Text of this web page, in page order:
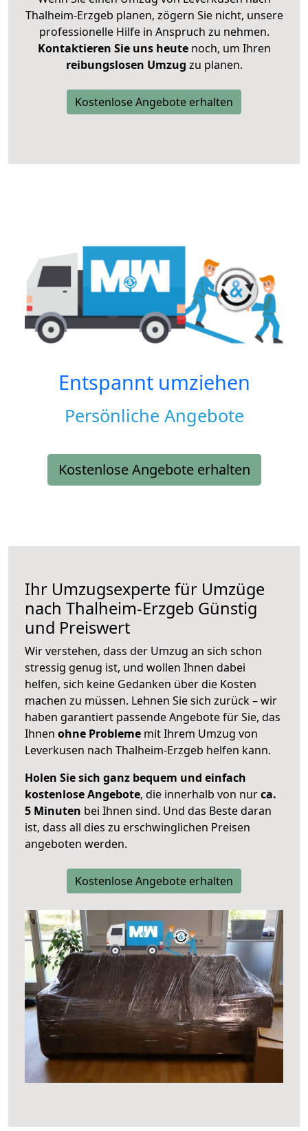
Thalheim-Erzgeb planen, zögern Sie nicht, unsere
professionelle Hilfe in Anspruch zu nehmen.
Kontaktieren Sie uns heutenoch, um Ihren
reibungslosen Umzug zu planen.
Kostenlose Angebote erhalten
Entspannt umziehen
Persönliche Angebote
Kostenlose Angebote erhalten
Ihr Umzugsexperte für Umzüge
nach Thalheim-Erzgeb Günstig
und Preiswert
Wir verstehen, dass der Umzug an sich schon
stressig genug ist, und wollen Ihnen dabei
helfen, sich keine Gedanken über die Kosten
machen zu müssen. Lehnen Sie sich zurück – wir
haben garantiert passende Angebote für Sie, das
Ihnen ohne Probleme mit Ihrem Umzug von
Leverkusen nach Thalheim-Erzgeb helfen kann.
Holen Sie sich ganz bequem und einfach
kostenlose Angebote, die innerhalb von nurca.
5 Minuten bei Ihnen sind. Und das Beste daran
ist, dass all dies zu erschwinglichen Preisen
angeboten werden.
Kostenlose Angebote erhalten